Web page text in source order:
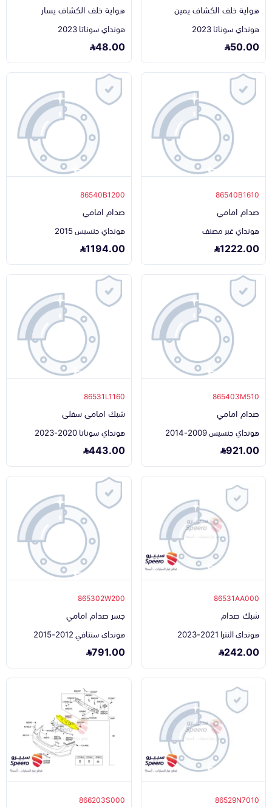
هواية خلف الكشاف يمين
هونداي سوناتا 2023
50.00
هواية خلف الكشاف يسار
هونداي سوناتا 2023
48.00
86540B1610
صدام امامي
هونداي غير مصنف
1222.00
86540B1200
صدام امامي
هونداي جنسيس 2015
1194.00
865403M510
صدام امامي
هونداي جنسيس 2009-2014
921.00
86531L1160
شبك امامى سفلى
هونداي سوناتا 2020-2023
443.00
86531AA000
شبك صدام
هونداي النترا 2021-2023
242.00
865302W200
جسر صدام امامي
هونداي سنتافي 2012-2015
791.00
86529N7010
866203S000